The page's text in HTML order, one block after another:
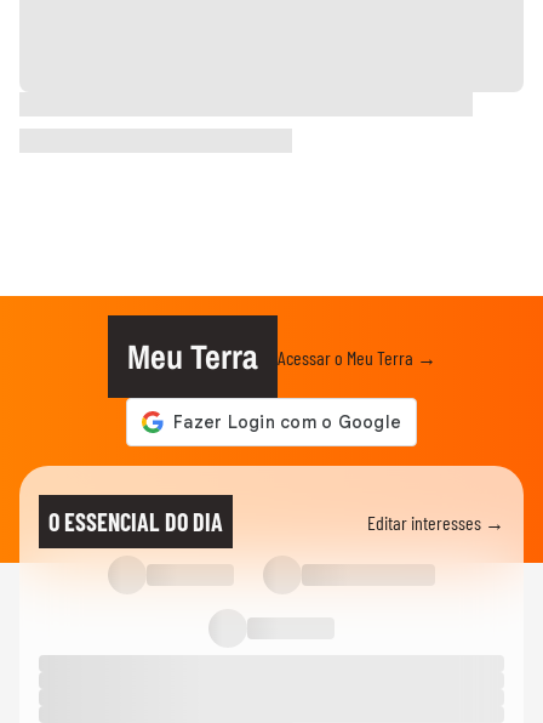
Meu Terra Acessar o Meu Terra →
O ESSENCIAL DO DIA Editar interesses →